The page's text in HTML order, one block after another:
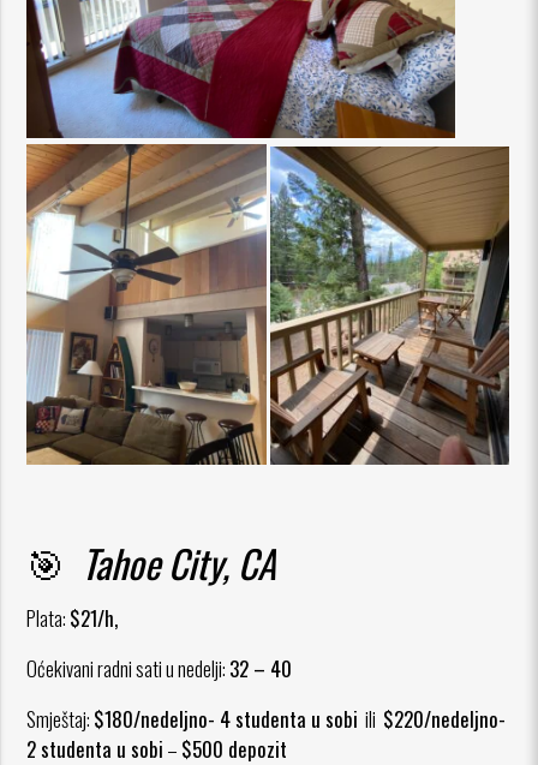
🎯 Tahoe City, CA
Plata: $21/h,
Oćekivani radni sati u nedelji: 32 – 40
Smještaj: $180/nedeljno- 4 studenta u sobi ili $220/nedeljno-
2 studenta u sobi – $500 depozit